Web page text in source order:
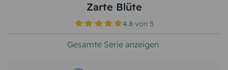
Zarte Blüte
4.8 von5
Gesamte Serie anzeigen